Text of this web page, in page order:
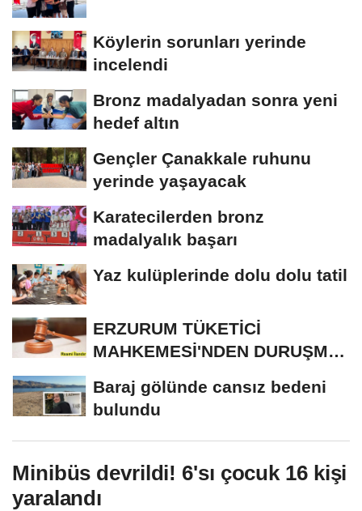
Köylerin sorunları yerinde
incelendi
Bronz madalyadan sonra yeni
hedef altın
Gençler Çanakkale ruhunu
yerinde yaşayacak
Karatecilerden bronz
madalyalık başarı
Yaz kulüplerinde dolu dolu tatil
ERZURUM TÜKETİCİ
MAHKEMESİ'NDEN DURUŞMA
Baraj gölünde cansız bedeni
bulundu
Minibüs devrildi! 6'sı çocuk 16 kişi
yaralandı